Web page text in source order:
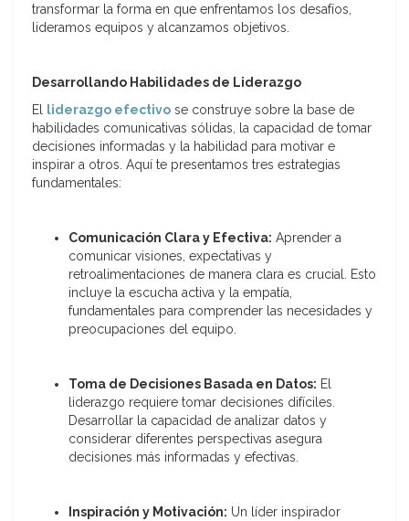
transformar la forma en que enfrentamos los desafíos,
lideramos equipos y alcanzamos objetivos.
Desarrollando Habilidades de Liderazgo
El liderazgo efectivo se construye sobre la base de
habilidades comunicativas sólidas, la capacidad de tomar
decisiones informadas y la habilidad para motivar e
inspirar a otros. Aquí te presentamos tres estrategias
fundamentales:
Comunicación Clara y Efectiva: Aprender a
comunicar visiones, expectativas y
retroalimentaciones de manera clara es crucial. Esto
incluye la escucha activa y la empatía,
fundamentales para comprender las necesidades y
preocupaciones del equipo.
Toma de Decisiones Basada en Datos: El
liderazgo requiere tomar decisiones difíciles.
Desarrollar la capacidad de analizar datos y
considerar diferentes perspectivas asegura
decisiones más informadas y efectivas.
Inspiración y Motivación: Un líder inspirador